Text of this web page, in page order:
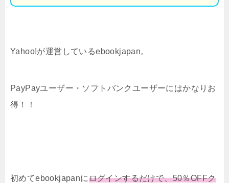
Yahoo!が運営しているebookjapan。
PayPayユーザー・ソフトバンクユーザーにはかなりお
得！！
初めてebookjapanにログインするだけで、50％OFFク